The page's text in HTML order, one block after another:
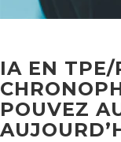
IA EN TPE/
POUVEZ